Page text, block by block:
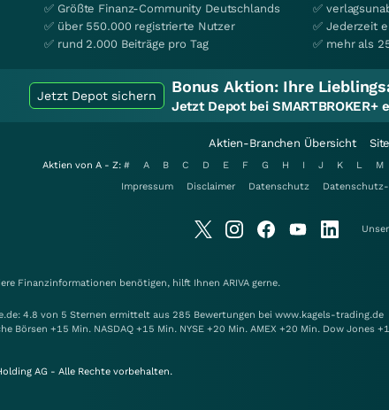
✅ Größte Finanz-Community Deutschlands
✅ über 550.000 registrierte Nutzer
✅ rund 2.000 Beiträge pro Tag
✅
✅ Jederzeit
✅ mehr als
Jetzt Depot sichern Bonus Aktion: Ihre
Jetzt Depot bei
Aktien-Branchen Übersicht
Aktien von A - Z: # A B C D E F G H I J K L M
Impressum
Disclaimer Datenschutz
Finanzinformationen benötigen, hilft Ihnen ARIVA gerne.
4.8 von 5 Sternen ermittelt aus 285 Bewertungen bei www.kagels-trading.de
Börsen +15 Min. NASDAQ +15 Min. NYSE +20 Min. AMEX +20 Min. Dow Jones
AG - Alle Rechte vorbehalten.